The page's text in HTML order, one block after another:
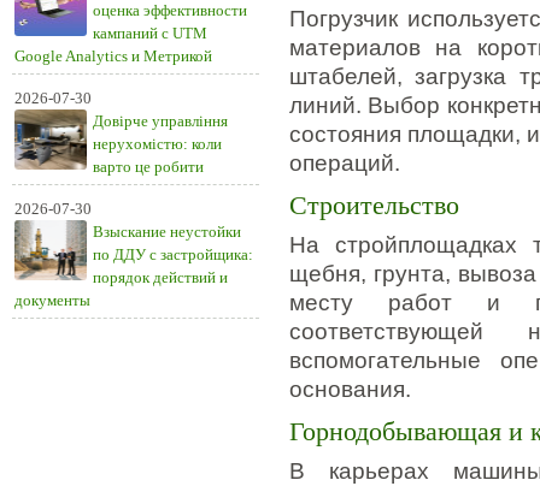
оценка эффективности
кампаний с UTM
Google Analytics и Метрикой
2026-07-30
Довірче управління
нерухомістю: коли
варто це робити
2026-07-30
Взыскание неустойки
по ДДУ с застройщика:
порядок действий и
документы
Погрузчик
материалов на
штабелей, загрузка
линий. Выбор
состояния площадки,
операций.
Строительство
На стройплощадках
щебня, грунта,
месту работ и
соответствующей
вспомогательные
основания.
Горнодобывающая и
В карьерах